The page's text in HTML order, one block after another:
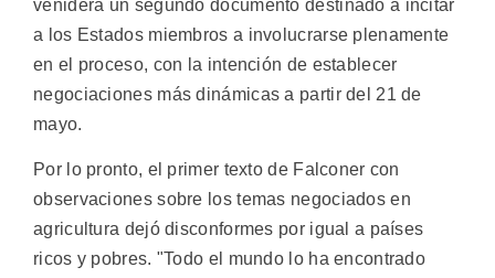
venidera un segundo documento destinado a incitar
a los Estados miembros a involucrarse plenamente
en el proceso, con la intención de establecer
negociaciones más dinámicas a partir del 21 de
mayo.
Por lo pronto, el primer texto de Falconer con
observaciones sobre los temas negociados en
agricultura dejó disconformes por igual a países
ricos y pobres. "Todo el mundo lo ha encontrado